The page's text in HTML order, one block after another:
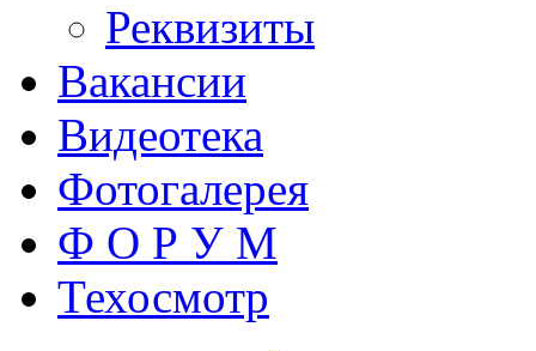
Реквизиты
Вакансии
Видеотека
Фотогалерея
Ф О Р У М
Техосмотр